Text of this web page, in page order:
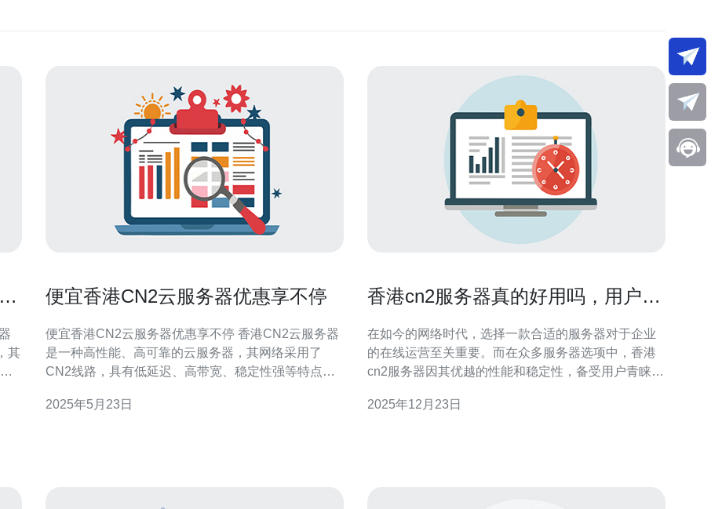
其
便宜香港CN2云服务器优惠享不停
便宜香港CN2云服务器优惠享不停 香港CN2云服务器
是一种高性能、高可靠的云服务器，其网络采用了
CN2线路，具有低延迟、高带宽、稳定性强等特点。
香港CN2云服务器受到了广泛的欢迎。 目前，香港
2025年5月23日
香港cn2服务器真的好用吗，用户评
在如今的网络时代，选择一款合适的服务器对于企业
的在线运营至关重要。而在众多服务器选项中，香港
cn2服务器因其优越的性能和稳定性，备受用户青睐。
光投向香港的cn2线路。本文将对香港cn2服务器进行
2025年12月23日